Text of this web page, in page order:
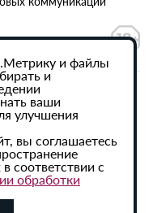
данных
активная
и файлы
и
ваши
улучшения
вы соглашаетесь
соответствии с
обработки